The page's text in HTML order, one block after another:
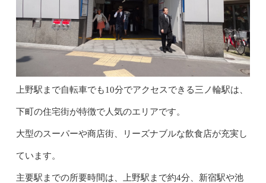
上野駅まで自転車でも10分でアクセスできる三ノ輪駅は、
下町の住宅街が特徴で人気のエリアです。
大型のスーパーや商店街、リーズナブルな飲食店が充実し
ています。
主要駅までの所要時間は、上野駅まで約4分、新宿駅や池